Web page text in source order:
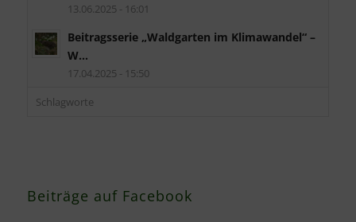
13.06.2025 - 16:01
Beitragsserie „Waldgarten im Klimawandel“ –
W...
17.04.2025 - 15:50
Schlagworte
Beiträge auf Facebook